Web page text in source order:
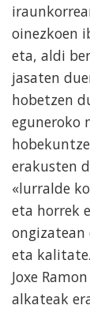
oinezkoen
eta, aldi
jasaten
hobetzen
eguneroko
erakusten
«lurralde
eta horrek
eta
Joxe
alkateak